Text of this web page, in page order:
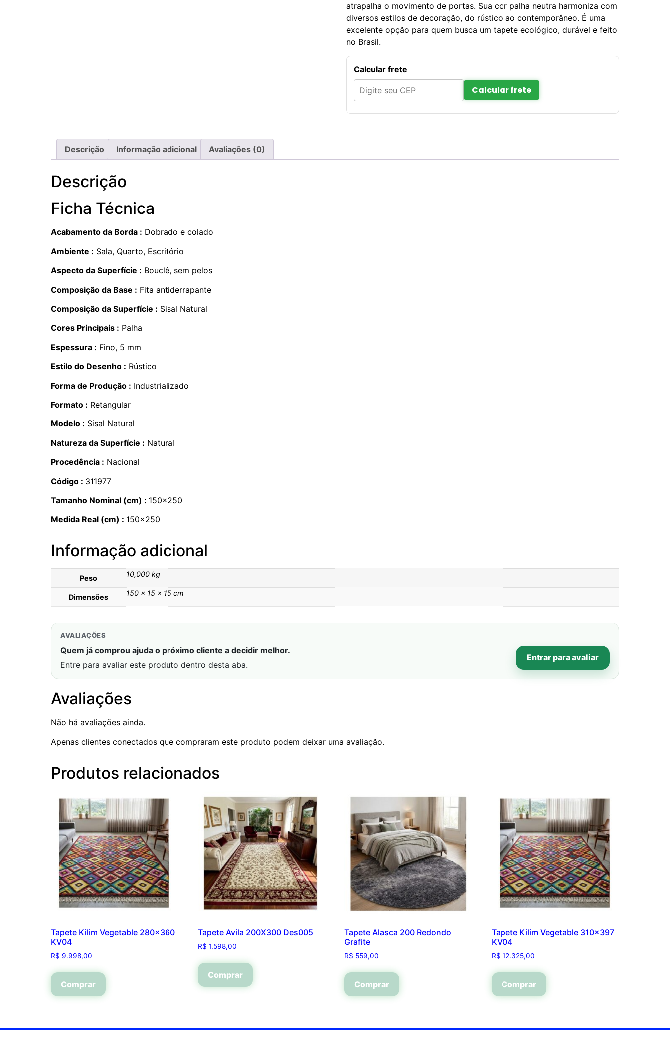
atrapalha o movimento de portas. Sua cor palha neutra harmoniza com
diversos estilos de decoração, do rústico ao contemporâneo. É uma
excelente opção para quem busca um tapete ecológico, durável e feito
no Brasil.
Calcular frete
Calcular frete
Descrição Informação adicional Avaliações (0)
Descrição
Ficha Técnica
Acabamento da Borda : Dobrado e colado
Ambiente : Sala, Quarto, Escritório
Aspecto da Superfície : Bouclê, sem pelos
Composição da Base : Fita antiderrapante
Composição da Superfície : Sisal Natural
Cores Principais : Palha
Espessura : Fino, 5 mm
Estilo do Desenho : Rústico
Forma de Produção : Industrializado
Formato : Retangular
Modelo : Sisal Natural
Natureza da Superfície : Natural
Procedência : Nacional
Código : 311977
Tamanho Nominal (cm) : 150×250
Medida Real (cm) : 150×250
Informação adicional
Peso 10,000 kg
Dimensões 150 × 15 × 15 cm
AVALIAÇÕES
Quem já comprou ajuda o próximo cliente a decidir melhor.
Entre para avaliar este produto dentro desta aba.
Entrar para avaliar
Avaliações
Não há avaliações ainda.
Apenas clientes conectados que compraram este produto podem deixar uma avaliação.
Produtos relacionados
Tapete Kilim Vegetable 280×360
KV04
R$ 9.998,00
Comprar
Tapete Avila 200X300 Des005
R$ 1.598,00
Comprar
Tapete Alasca 200 Redondo
Grafite
R$ 559,00
Comprar
Tapete Kilim Vegetable 310×397
KV04
R$ 12.325,00
Comprar